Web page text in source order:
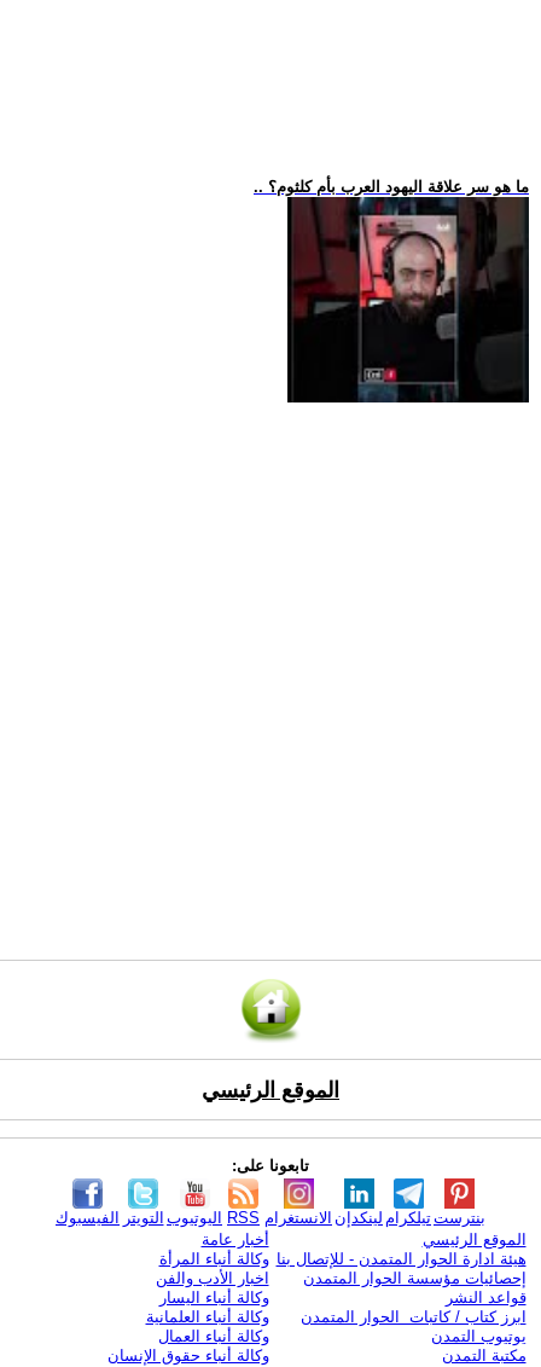
.. ما هو سر علاقة اليهود العرب بأم كلثوم؟
الموقع الرئيسي
تابعونا على:
الفيسبوك التويتر اليوتيوب RSS الانستغرام لينكدإن تيلكرامبنترست
الموقع الرئيسي
هيئة ادارة الحوار المتمدن - للإتصال بنا
إحصائيات مؤسسة الحوار المتمدن
قواعد النشر
ابرز كتاب / كاتبات الحوار المتمدن
يوتيوب التمدن
مكتبة التمدن
أخبار عامة
وكالة أنباء المرأة
اخبار الأدب والفن
وكالة أنباء اليسار
وكالة أنباء العلمانية
وكالة أنباء العمال
وكالة أنباء حقوق الإنسان